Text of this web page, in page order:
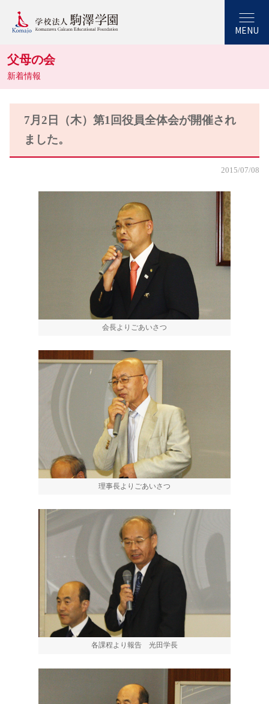
MENU
父母の会
新着情報
7月2日（木）第1回役員全体会が開催され
ました。
2015/07/08
会長よりごあいさつ
理事長よりごあいさつ
各課程より報告 光田学長